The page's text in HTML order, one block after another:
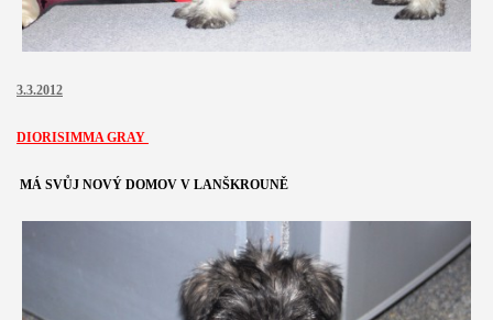
3.3.2012
DIORISIMMA GRAY
MÁ SVŮJ NOVÝ DOMOV V LANŠKROUNĚ